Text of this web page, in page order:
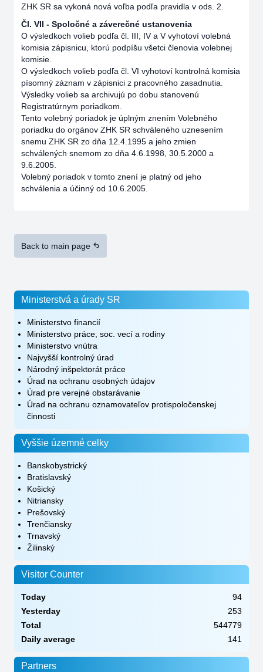
Ministerstvá a úrady SR
Ministerstvo financií
Ministerstvo práce, soc. vecí a rodiny
Ministerstvo vnútra
Najvyšší kontrolný úrad
Národný inšpektorát práce
Úrad na ochranu osobných údajov
Úrad pre verejné obstarávanie
Úrad na ochranu oznamovateľov protispoločenskej
činnosti
Vyššie územné celky
Banskobystrický
Bratislavský
Košický
Nitriansky
Prešovský
Trenčiansky
Trnavský
Žilinský
Visitor Counter
Today
94
Yesterday
253
Total
544779
Daily average
141
ZHK SR sa vykoná nová voľba podľa pravidla v ods. 2.
Čl. VII - Spoločné a záverečné ustanovenia
O výsledkoch volieb podľa čl. III, IV a V vyhotoví volebná
komisia zápisnicu, ktorú podpíšu všetci členovia volebnej
komisie.
O výsledkoch volieb podľa čl. VI vyhotoví kontrolná komisia
písomný záznam v zápisnici z pracovného zasadnutia.
Výsledky volieb sa archivujú po dobu stanovenú
Registratúrnym poriadkom.
Tento volebný poriadok je úplným znením Volebného
poriadku do orgánov ZHK SR schváleného uznesením
snemu ZHK SR zo dňa 12.4.1995 a jeho zmien
schválených snemom zo dňa 4.6.1998, 30.5.2000 a
9.6.2005.
Volebný poriadok v tomto znení je platný od jeho
schválenia a účinný od 10.6.2005.
Back to main page
Partners